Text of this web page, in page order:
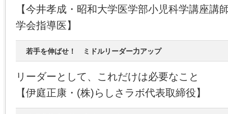
【今井孝成・昭和大学医学部小児科学講座講
学会指導医】
若手を伸ばせ！ ミドルリーダー力アップ
リーダーとして、これだけは必要なこと
【伊庭正康・(株)らしさラボ代表取締役】